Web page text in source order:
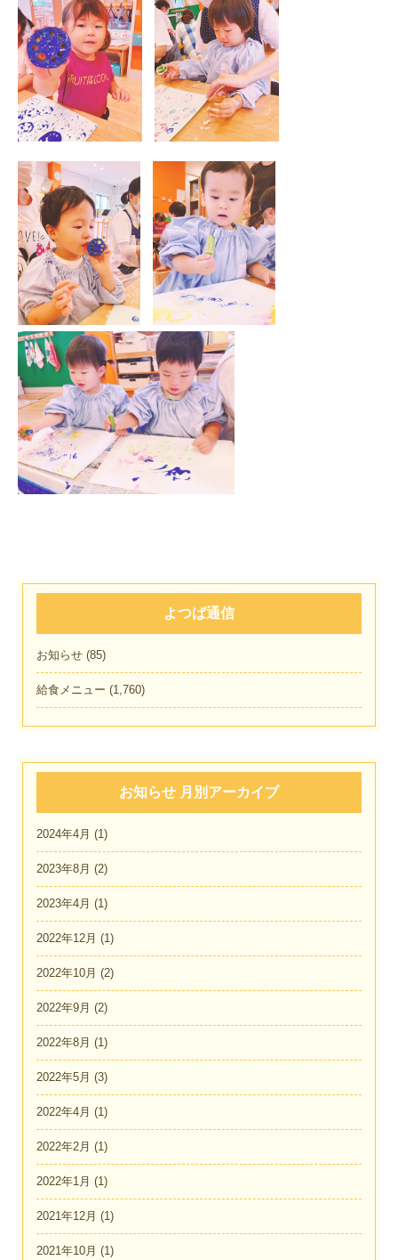
よつば通信
お知らせ (85)
給食メニュー (1,760)
お知らせ 月別アーカイブ
2024年4月 (1)
2023年8月 (2)
2023年4月 (1)
2022年12月 (1)
2022年10月 (2)
2022年9月 (2)
2022年8月 (1)
2022年5月 (3)
2022年4月 (1)
2022年2月 (1)
2022年1月 (1)
2021年12月 (1)
2021年10月 (1)